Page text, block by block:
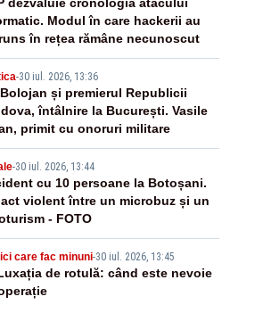
Modul în care hackerii au
în rețea rămâne necunoscut
-30 iul. 2026, 13:36
și premierul Republicii
întâlnire la București. Vasile
primit cu onoruri militare
-30 iul. 2026, 13:44
cu 10 persoane la Botoșani.
violent între un microbuz și un
- FOTO
care fac minuni-30 iul. 2026, 13:45
de rotulă: când este nevoie